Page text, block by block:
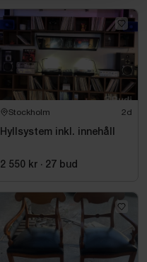
Stockholm 2d
Hyllsystem inkl. innehåll
2 550 kr · 27 bud